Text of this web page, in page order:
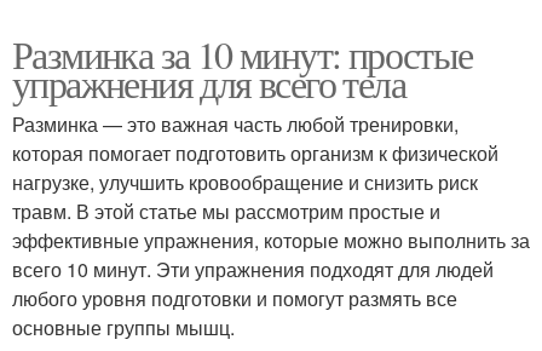
Разминка за 10 минут: простые
упражнения для всего тела
Разминка — это важная часть любой тренировки,
которая помогает подготовить организм к физической
нагрузке, улучшить кровообращение и снизить риск
травм. В этой статье мы рассмотрим простые и
эффективные упражнения, которые можно выполнить за
всего 10 минут. Эти упражнения подходят для людей
любого уровня подготовки и помогут размять все
основные группы мышц.